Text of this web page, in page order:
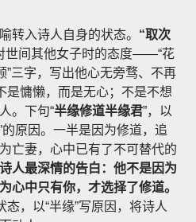
转入诗人自身的状态。 “取次
世间其他女子时的态度——“花
”三字，写出他心无旁骛、不再
是慵懒，而是无心；不是不想
。下句“半缘修道半缘君”，以
的原因。一半是因为修道，追
亡妻，心中已有了不可替代的
人最深情的告白：他不是因为
心中只有你，才选择了修道。
态，以“半缘”写原因，将诗人